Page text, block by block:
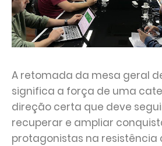
A retomada da mesa geral
significa a força de uma
direção certa que deve
recuperar e ampliar
protagonistas na